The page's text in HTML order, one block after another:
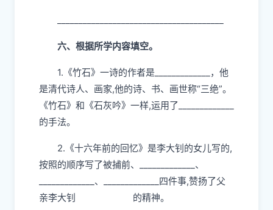
六、根据所学内容填空。
1.《竹石》一诗的作者是_____________，他
是清代诗人、画家,他的诗、书、画世称“三绝”。
《竹石》和《石灰吟》一样,运用了_____________
的手法。
2.《十六年前的回忆》是李大钊的女儿写的,
按照的顺序写了被捕前、_____________、
_____________、_____________四件事,赞扬了父
亲李大钊 的精神。